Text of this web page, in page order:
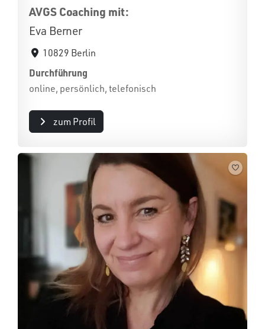
AVGS Coaching mit:
Eva Berner
10829 Berlin
Durchführung
online, persönlich, telefonisch
zum Profil